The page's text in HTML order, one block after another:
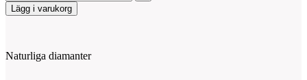
Lägg i varukorg
Naturliga diamanter